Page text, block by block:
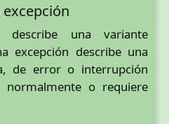
una variante
excepción describe una
de error o interrupción
o requiere